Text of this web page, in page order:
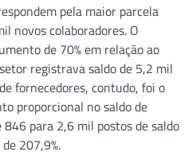
pela maior parcela
novos colaboradores. O
de 70% em relação ao
registrava saldo de 5,2 mil
fornecedores, contudo, foi o
proporcional no saldo de
para 2,6 mil postos de saldo
207,9%.